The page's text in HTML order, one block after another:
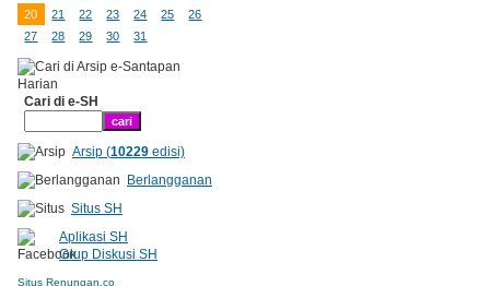
20
21 22 23 24 25
26
27
28 29 30 31
Cari di e-SH
Arsip (10229edisi)
Berlangganan
Situs SH
Aplikasi SH
Grup Diskusi SH
Situs Renungan.co